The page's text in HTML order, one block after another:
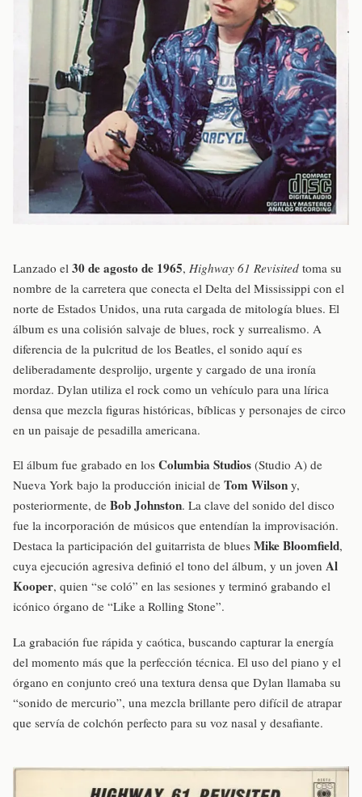
Lanzado el 30 de agosto de 1965, Highway 61 Revisited toma su
nombre de la carretera que conecta el Delta del Mississippi con el
norte de Estados Unidos, una ruta cargada de mitología blues. El
álbum es una colisión salvaje de blues, rock y surrealismo. A
diferencia de la pulcritud de los Beatles, el sonido aquí es
deliberadamente desprolijo, urgente y cargado de una ironía
mordaz. Dylan utiliza el rock como un vehículo para una lírica
densa que mezcla figuras históricas, bíblicas y personajes de circo
en un paisaje de pesadilla americana.
El álbum fue grabado en los Columbia Studios (Studio A) de
Nueva York bajo la producción inicial de Tom Wilson y,
posteriormente, de Bob Johnston. La clave del sonido del disco
fue la incorporación de músicos que entendían la improvisación.
Destaca la participación del guitarrista de blues Mike Bloomfield,
cuya ejecución agresiva definió el tono del álbum, y un joven Al
Kooper, quien “se coló” en las sesiones y terminó grabando el
icónico órgano de “Like a Rolling Stone”.
La grabación fue rápida y caótica, buscando capturar la energía
del momento más que la perfección técnica. El uso del piano y el
órgano en conjunto creó una textura densa que Dylan llamaba su
“sonido de mercurio”, una mezcla brillante pero difícil de atrapar
que servía de colchón perfecto para su voz nasal y desafiante.